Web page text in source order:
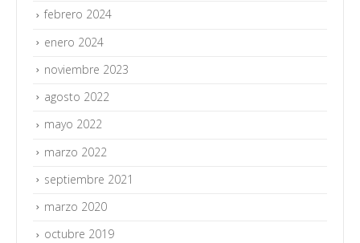
febrero 2024
enero 2024
noviembre 2023
agosto 2022
mayo 2022
marzo 2022
septiembre 2021
marzo 2020
octubre 2019